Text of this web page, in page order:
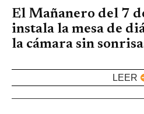
El Mañanero del 7
instala la mesa de
la cámara sin
LEER